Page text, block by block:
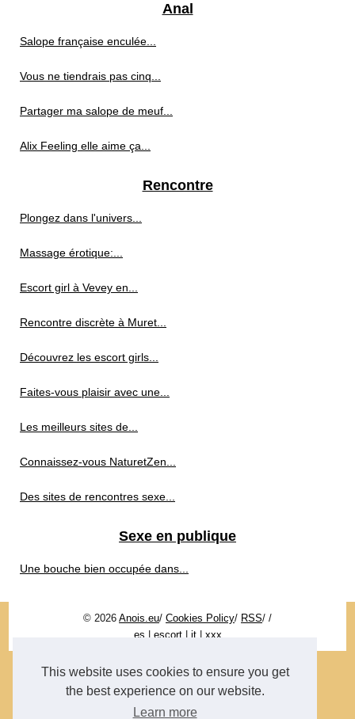
This website uses cookies to ensure you get
the best experience on our website.
Learn more
Anal
Salope française enculée...
Vous ne tiendrais pas cinq...
Partager ma salope de meuf...
Alix Feeling elle aime ça...
Rencontre
Plongez dans l'univers...
Massage érotique:...
Escort girl à Vevey en...
Rencontre discrète à Muret...
Découvrez les escort girls...
Faites-vous plaisir avec une...
Les meilleurs sites de...
Connaissez-vous NaturetZen...
Des sites de rencontres sexe...
Sexe en publique
Une bouche bien occupée dans...
© 2026 Anois.eu/ Cookies Policy/ RSS/ /
es | escort| it| xxx